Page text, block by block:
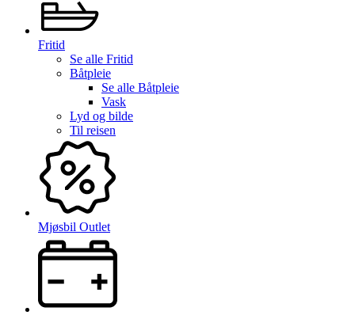
Fritid
Se alle Fritid
Båtpleie
Se alle Båtpleie
Vask
Lyd og bilde
Til reisen
Mjøsbil Outlet